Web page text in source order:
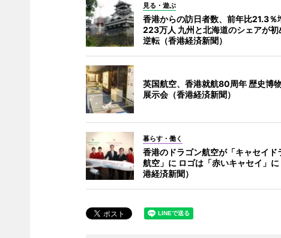
見る・遊ぶ
香港からの訪日者数、前年比21.3％
223万人 九州と北海道のシェアが初
逆転（香港経済新聞）
英国航空、香港就航80周年 歴史博
展示会（香港経済新聞）
暮らす・働く
香港のドラゴン航空が「キャセイド
航空」に ロゴは「赤いキャセイ」に
港経済新聞）